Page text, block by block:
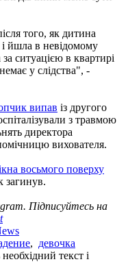
того, як дитина
йшла в невідомому
ситуацією в квартирі
у слідства", -
випав із другого
з травмою
директора
вихователя.
восьмого поверху
загинув.
Підписуйтесь на
, девочка
текст і